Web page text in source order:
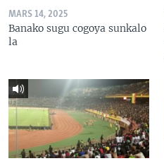
MARS 14, 2025
Banako sugu cogoya sunkalo
la